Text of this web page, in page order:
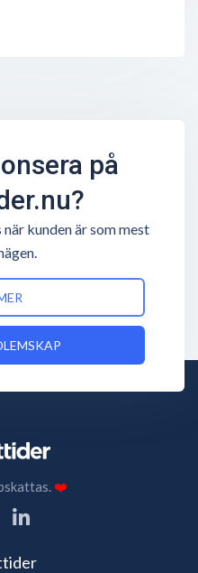
på
kunden är som mest
❤️